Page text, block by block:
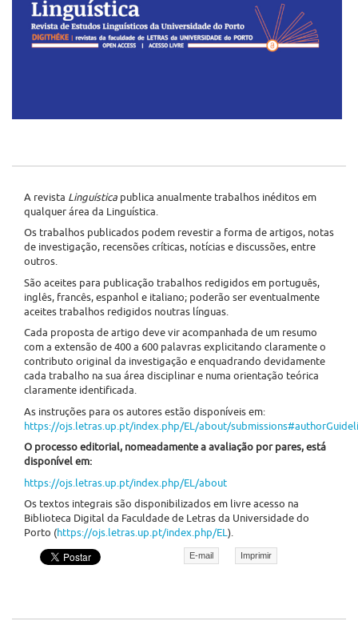
A revista Linguística publica anualmente trabalhos inéditos em
qualquer área da Linguística.
Os trabalhos publicados podem revestir a forma de artigos, notas
de investigação, recensões críticas, notícias e discussões, entre
outros.
São aceites para publicação trabalhos redigidos em português,
inglês, francês, espanhol e italiano; poderão ser eventualmente
aceites trabalhos redigidos noutras línguas.
Cada proposta de artigo deve vir acompanhada de um resumo
com a extensão de 400 a 600 palavras explicitando claramente o
contributo original da investigação e enquadrando devidamente
cada trabalho na sua área disciplinar e numa orientação teórica
claramente identificada.
As instruções para os autores estão disponíveis em:
https://ojs.letras.up.pt/index.php/EL/about/
O processo editorial, nomeadamente a avaliação por pares, está
disponível em:
https://ojs.letras.up.pt/index.php/EL/about
Os textos integrais são disponibilizados em livre acesso na
Biblioteca Digital da Faculdade de Letras da Universidade do
Porto (https://ojs.letras.up.pt/index.php/EL).
E-mail Imprimir